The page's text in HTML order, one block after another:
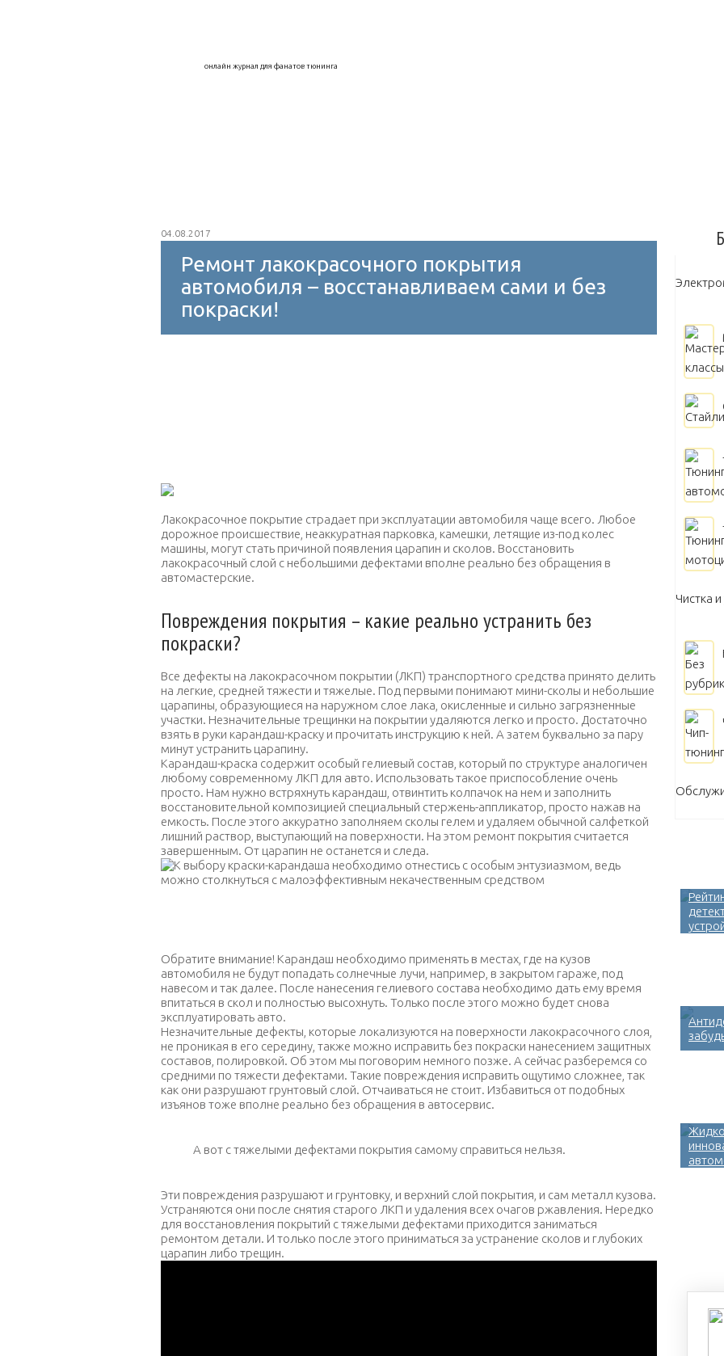
онлайн журнал для фанатов тюнинга
Капоты, крылья, арки
04.08.2017
Ремонт лакокрасочного покрытия
автомобиля – восстанавливаем сами и без
покраски!
Лакокрасочное покрытие страдает при эксплуатации автомобиля чаще всего. Любое
дорожное происшествие, неаккуратная парковка, камешки, летящие из-под колес
машины, могут стать причиной появления царапин и сколов. Восстановить
лакокрасочный слой с небольшими дефектами вполне реально без обращения в
автомастерские.
Повреждения покрытия – какие реально устранить без
покраски?
Все дефекты на лакокрасочном покрытии (ЛКП) транспортного средства принято делить
на легкие, средней тяжести и тяжелые. Под первыми понимают мини-сколы и небольшие
царапины, образующиеся на наружном слое лака, окисленные и сильно загрязненные
участки. Незначительные трещинки на покрытии удаляются легко и просто. Достаточно
взять в руки карандаш-краску и прочитать инструкцию к ней. А затем буквально за пару
минут устранить царапину.
Карандаш-краска содержит особый гелиевый состав, который по структуре аналогичен
любому современному ЛКП для авто. Использовать такое приспособление очень
просто. Нам нужно встряхнуть карандаш, отвинтить колпачок на нем и заполнить
восстановительной композицией специальный стержень-аппликатор, просто нажав на
емкость. После этого аккуратно заполняем сколы гелем и удаляем обычной салфеткой
лишний раствор, выступающий на поверхности. На этом ремонт покрытия считается
завершенным. От царапин не останется и следа.
Обратите внимание! Карандаш необходимо применять в местах, где на кузов
автомобиля не будут попадать солнечные лучи, например, в закрытом гараже, под
навесом и так далее. После нанесения гелиевого состава необходимо дать ему время
впитаться в скол и полностью высохнуть. Только после этого можно будет снова
эксплуатировать авто.
Незначительные дефекты, которые локализуются на поверхности лакокрасочного слоя,
не проникая в его середину, также можно исправить без покраски нанесением защитных
составов, полировкой. Об этом мы поговорим немного позже. А сейчас разберемся со
средними по тяжести дефектами. Такие повреждения исправить ощутимо сложнее, так
как они разрушают грунтовый слой. Отчаиваться не стоит. Избавиться от подобных
изъянов тоже вполне реально без обращения в автосервис.
А вот с тяжелыми дефектами покрытия самому справиться нельзя.
Эти повреждения разрушают и грунтовку, и верхний слой покрытия, и сам металл кузова.
Устраняются они после снятия старого ЛКП и удаления всех очагов ржавления. Нередко
для восстановления покрытий с тяжелыми дефектами приходится заниматься
ремонтом детали. И только после этого приниматься за устранение сколов и глубоких
царапин либо трещин.
Чистка